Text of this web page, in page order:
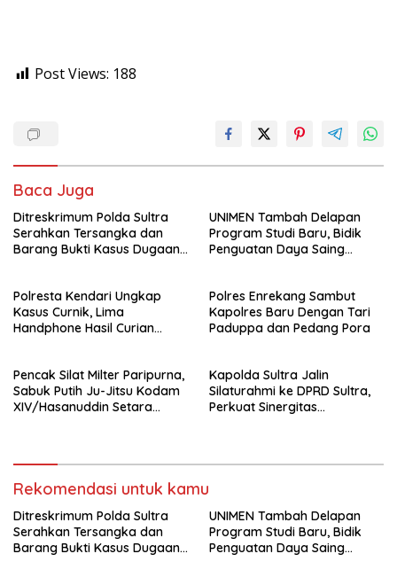
Post Views: 188
Baca Juga
Ditreskrimum Polda Sultra
Serahkan Tersangka dan
Barang Bukti Kasus Dugaan
Kejaksaan
UNIMEN Tambah Delapan
Program Studi Baru, Bidik
Penguatan Daya Saing
Polresta Kendari Ungkap
Kasus Curnik, Lima
Handphone Hasil Curian
Polres Enrekang Sambut
Kapolres Baru Dengan Tari
Paduppa dan Pedang Pora
Pencak Silat Milter Paripurna,
Sabuk Putih Ju-Jitsu Kodam
XIV/Hasanuddin Setara
Kapolda Sultra Jalin
Silaturahmi ke DPRD Sultra,
Perkuat Sinergitas
Rekomendasi untuk kamu
Ditreskrimum Polda Sultra
Serahkan Tersangka dan
Barang Bukti Kasus Dugaan
UNIMEN Tambah Delapan
Program Studi Baru, Bidik
Penguatan Daya Saing